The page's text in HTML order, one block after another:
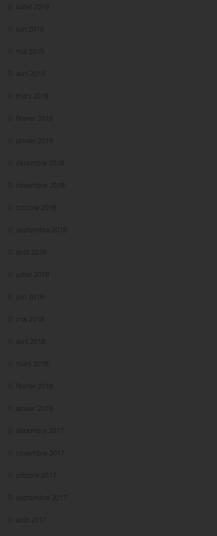
juillet 2019
juin 2019
mai 2019
avril 2019
mars 2019
février 2019
janvier 2019
décembre 2018
novembre 2018
octobre 2018
septembre 2018
août 2018
juillet 2018
juin 2018
mai 2018
avril 2018
mars 2018
février 2018
janvier 2018
décembre 2017
novembre 2017
octobre 2017
septembre 2017
août 2017